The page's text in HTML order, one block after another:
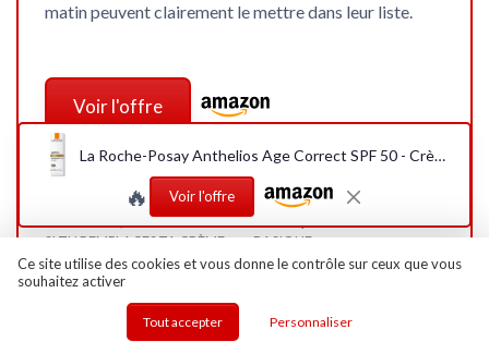
matin peuvent clairement le mettre dans leur liste.
Voir l'offre
SOUS-NOTES
RAPPORT QUALITÉ-PRIX :
PAS DONNÉ, MAIS COHÉRENT
SI TU REMPLACES TA CRÈME
DE JOUR
★★★★★
★★★★★
DESIGN & PACKAGING :
PRATIQUE MAIS ASSEZ
BASIQUE
★★★★★
★★★★★
CONFORT & TEXTURE :
ODEUR : ANNONCÉ SANS
La Roche-Posay Anthelios Age Correct SPF 50 - Crème visage anti-âge
🔥 Voir l'offre
Ce site utilise des cookies et vous donne le contrôle sur ceux que vous
souhaitez activer
Tout accepter Personnaliser